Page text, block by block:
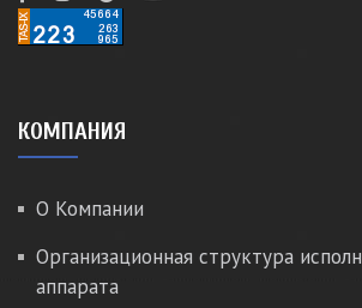
КОМПАНИЯ
О Компании
Организационная структура
аппарата